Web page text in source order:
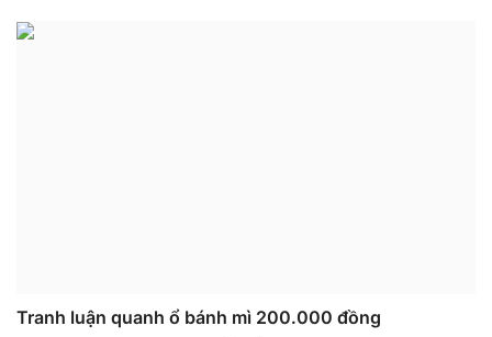
Tranh luận quanh ổ bánh mì 200.000 đồng